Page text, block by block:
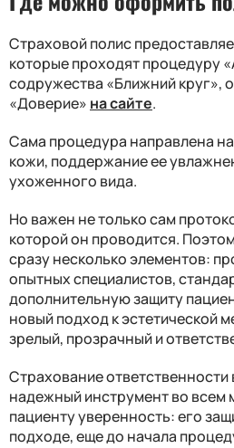
Страховой полис
которые проходят процедуру
содружества «Ближний круг»,
«Доверие» на сайте.
Сама процедура направлена
кожи, поддержание ее
ухоженного вида.
Но важен не только сам
которой он проводится.
сразу несколько элементов:
опытных специалистов,
дополнительную защиту
новый подход к эстетической
зрелый, прозрачный и
Страхование
надежный инструментво всем
пациенту уверенность: его
подходе, ещедо начала